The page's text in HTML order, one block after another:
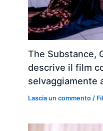
The Substance,
descrive il film
selvaggiamente
Lascia un commento /